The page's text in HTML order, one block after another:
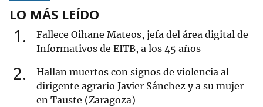
LO MÁS LEÍDO
1
Fallece Oihane Mateos, jefa del área digital de
Informativos de EITB, a los 45 años
2
Hallan muertos con signos de violencia al
dirigente agrario Javier Sánchez y a su mujer
en Tauste (Zaragoza)